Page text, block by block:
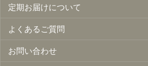
定期お届けについて
よくあるご質問
お問い合わせ